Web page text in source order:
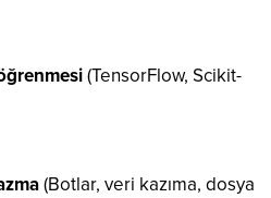
(TensorFlow, Scikit-
(Botlar, veri kazıma, dosya